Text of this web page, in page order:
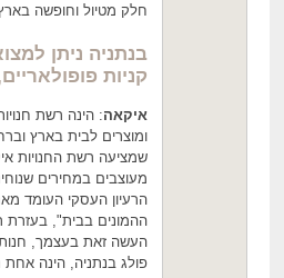
חלק מטיול וחופשה
בנתניה ניתן
קניות
איקאה: הינה רשת
ומוצרים לבית בארץ
שמציעה רשת החנויות
מעוצבים במחירים
הרעיון העסקי העומד
ההמונים בבית", בעזרת
העשה זאת בעצמך,
פולג בנתניה, הינה אחת